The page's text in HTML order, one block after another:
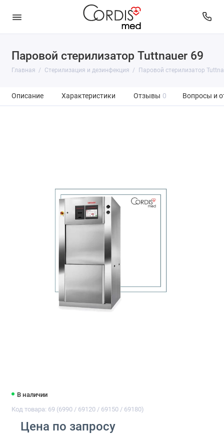
Паровой стерилизатор Tuttnauer 69
Главная Стерилизация и дезинфекция Паровой стерилизатор
Описание Характеристики Отзывы 0 Вопросы и
В наличии
Код товара: 69 (6990 / 69120 / 69150 / 69180)
Цена по запросу